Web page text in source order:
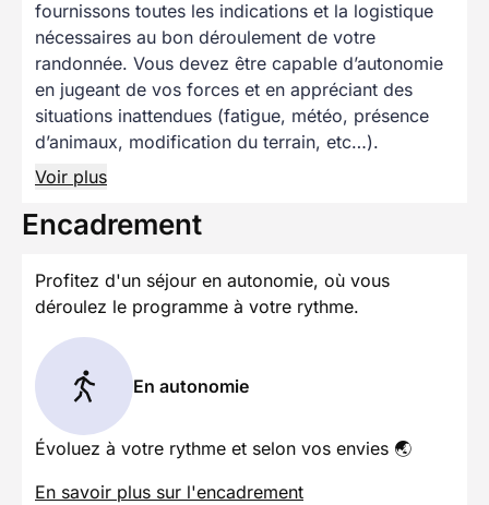
fournissons toutes les indications et la logistique
nécessaires au bon déroulement de votre
randonnée. Vous devez être capable d’autonomie
en jugeant de vos forces et en appréciant des
situations inattendues (fatigue, météo, présence
d’animaux, modification du terrain, etc…).
Voir plus
Encadrement
Profitez d'un séjour en autonomie, où vous
déroulez le programme à votre rythme.
En autonomie
Évoluez à votre rythme et selon vos envies 🌏
En savoir plus sur l'encadrement